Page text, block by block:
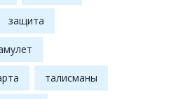
защита
талисманы